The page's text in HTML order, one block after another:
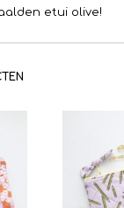
etui olive!